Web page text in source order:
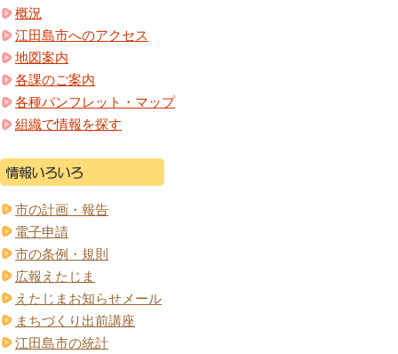
概況
江田島市へのアクセス
地図案内
各課のご案内
各種パンフレット・マップ
組織で情報を探す
市の計画・報告
電子申請
市の条例・規則
広報えたじま
えたじまお知らせメール
まちづくり出前講座
江田島市の統計